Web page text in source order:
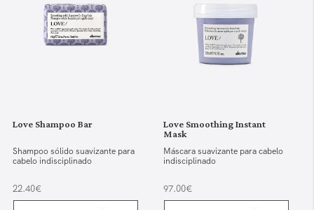
Love Shampoo Bar
Shampoo sólido suavizante para
cabelo indisciplinado
22.40€
Love Smoothing Instant
Mask
Máscara suavizante para cabelo
indisciplinado
97.00€